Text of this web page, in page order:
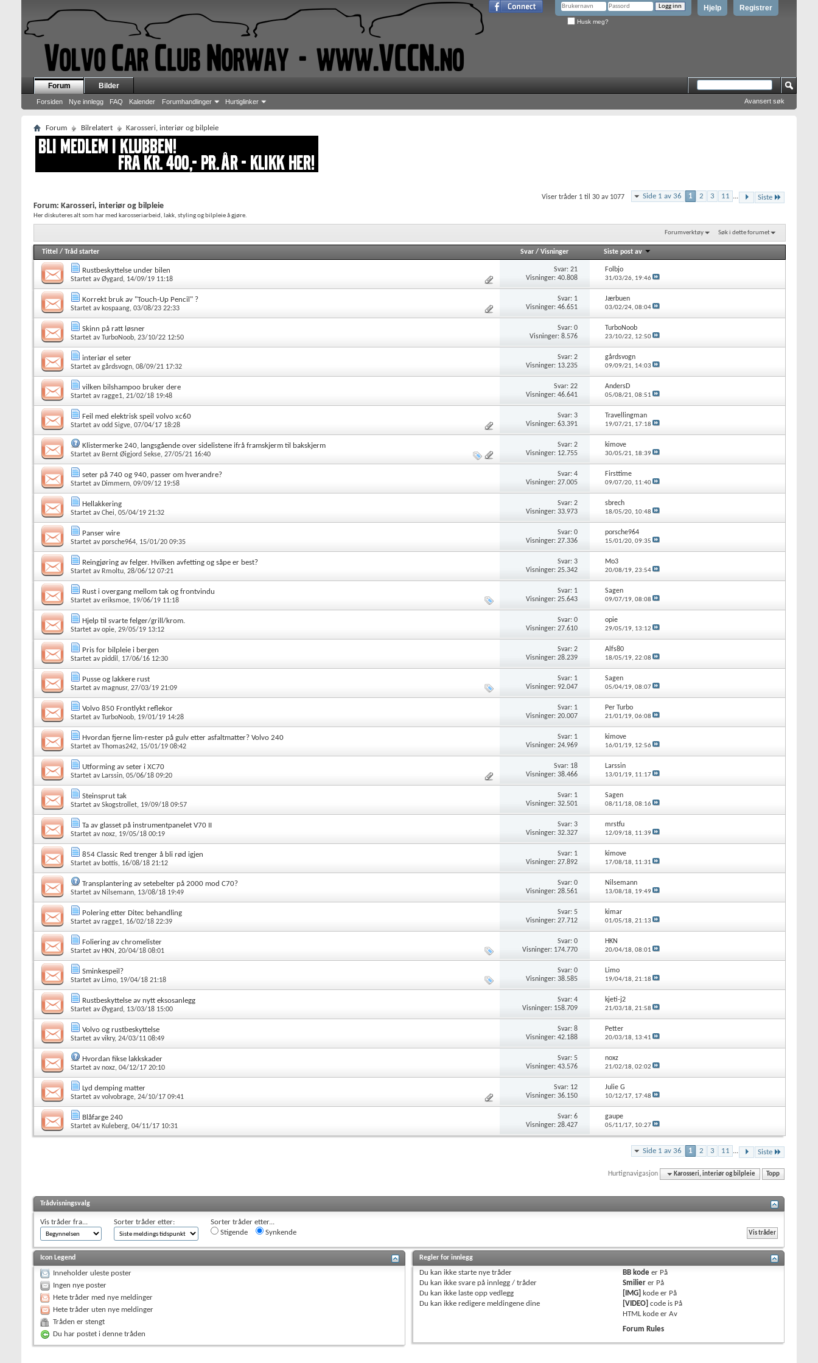
Registrer
Hjelp
Husk meg?
Forum
Forsiden Nye innlegg FAQ Kalender Forumhandlinger Hurtiglinker
Bilder
Avansert søk
Forum Bilrelatert Karosseri, interiør og bilpleie
Side 1 av 36 1 2 3 11 ... Siste
Viser tråder 1 til 30 av 1077
Forum: Karosseri, interiør og bilpleie
Her diskuteres alt som har med karosseriarbeid, lakk, styling og bilpleie å gjøre.
Forumverktøy Søk i dette forumet
Tittel / Tråd starter Svar/ Visninger Siste post av
Rustbeskyttelse under bilen
Startet avØygard, 14/09/19 11:18
Svar: 21
Visninger: 40.808
Folbjo
31/03/26, 19:46
Korrekt bruk av "Touch-Up Pencil" ?
Startet av kospaang, 03/08/23 22:33
Svar: 1
Visninger: 46.651
Jærbuen
03/02/24, 08:04
Skinn på ratt løsner
Startet avTurboNoob, 23/10/22 12:50
Svar: 0
Visninger: 8.576
TurboNoob
23/10/22, 12:50
interiør el seter
Startet avgårdsvogn, 08/09/21 17:32
Svar: 2
Visninger: 13.235
gårdsvogn
09/09/21, 14:03
vilken bilshampoo bruker dere
Startet avragge1, 21/02/18 19:48
Svar: 22
Visninger: 46.641
AndersD
05/08/21, 08:51
Feil med elektrisk speil volvo xc60
Startet avodd Sigve, 07/04/17 18:28
Svar: 3
Visninger: 63.391
Travellingman
19/07/21, 17:18
Klistermerke 240, langsgående over sidelistene ifrå framskjerm til bakskjerm
Startet av Bernt Øigjord Sekse, 27/05/21 16:40
Svar: 2
Visninger: 12.755
kimove
30/05/21, 18:39
seter på 740 og 940, passer om hverandre?
Startet av Dimmern, 09/09/12 19:58
Svar: 4
Visninger: 27.005
Firsttime
09/07/20, 11:40
Hellakkering
Startet avChei, 05/04/19 21:32
Svar: 2
Visninger: 33.973
sbrech
18/05/20, 10:48
Panser wire
Startet avporsche964, 15/01/20 09:35
Svar: 0
Visninger: 27.336
porsche964
15/01/20, 09:35
Reingjøring av felger. Hvilken avfetting og såpe er best?
Startet av Rmoltu, 28/06/12 07:21
Svar: 3
Visninger: 25.342
Mo3
20/08/19, 23:54
Rust i overgang mellom tak og frontvindu
Startet averiksmoe, 19/06/19 11:18
Svar: 1
Visninger: 25.643
Sagen
09/07/19, 08:08
Hjelp til svarte felger/grill/krom.
Startet avopie, 29/05/19 13:12
Svar: 0
Visninger: 27.610
opie
29/05/19, 13:12
Pris for bilpleie i bergen
Startet avpiddil , 17/06/16 12:30
Svar: 2
Visninger: 28.239
Alfs80
18/05/19, 22:08
Pusse og lakkere rust
Startet avmagnusr, 27/03/19 21:09
Svar: 1
Visninger: 92.047
Sagen
05/04/19, 08:07
Volvo 850 Frontlykt reflekor
Startet avTurboNoob, 19/01/19 14:28
Svar: 1
Visninger: 20.007
Per Turbo
21/01/19, 06:08
Hvordan fjerne lim-rester på gulv etter asfaltmatter? Volvo 240
Startet avThomas242, 15/01/19 08:42
Svar: 1
Visninger: 24.969
kimove
16/01/19, 12:56
Utforming av seter i XC70
Startet av Larssin, 05/06/18 09:20
Svar: 18
Visninger: 38.466
Larssin
13/01/19, 11:17
Steinsprut tak
Startet avSkogstrollet, 19/09/18 09:57
Svar: 1
Visninger: 32.501
Sagen
08/11/18, 08:16
Ta av glasset på instrumentpanelet V70 II
Startet avnoxz, 19/05/18 00:19
Svar: 3
Visninger: 32.327
mrstfu
12/09/18, 11:39
854 Classic Red trenger å bli rød igjen
Startet av bottis, 16/08/18 21:12
Svar: 1
Visninger: 27.892
kimove
17/08/18, 11:31
Transplantering av setebelter på 2000 mod C70?
Startet av Nilsemann, 13/08/18 19:49
Svar: 0
Visninger: 28.561
Nilsemann
13/08/18, 19:49
Polering etter Ditec behandling
Startet avragge1, 16/02/18 22:39
Svar: 5
Visninger: 27.712
kimar
01/05/18, 21:13
Foliering av chromelister
Startet av HKN , 20/04/18 08:01
Svar: 0
Visninger: 174.770
HKN
20/04/18, 08:01
Sminkespeil?
Startet av Limo, 19/04/18 21:18
Svar: 0
Visninger: 38.585
Limo
19/04/18, 21:18
Rustbeskyttelse av nytt eksosanlegg
Startet avØygard, 13/03/18 15:00
Svar: 4
Visninger: 158.709
kjeti-j2
21/03/18, 21:58
Volvo og rustbeskyttelse
Startet avvikry, 24/03/11 08:49
Svar: 8
Visninger: 42.188
Petter
20/03/18, 13:41
Hvordan fikse lakkskader
Startet avnoxz, 04/12/17 20:10
Svar: 5
Visninger: 43.576
noxz
21/02/18, 02:02
Lyd demping matter
Startet avvolvobrage, 24/10/17 09:41
Svar: 12
Visninger: 36.150
Julie G
10/12/17, 17:48
Blåfarge 240
Startet av Kuleberg, 04/11/17 10:31
Svar: 6
Visninger: 28.427
gaupe
05/11/17, 10:27
Side 1 av 36 1 2 3 11 ... Siste
Hurtignavigasjon Karosseri, interiør og bilpleie Topp
Trådvisningsvalg
Vis tråder fra... Sorter tråder etter:
Sorter tråder etter...
Stigende
Synkende
Icon Legend
Inneholder uleste poster
Ingen nye poster
Hete tråder med nye meldinger
Hete tråder uten nye meldinger
Tråden er stengt
Du har postet i denne tråden
Regler for innlegg
Du kan ikke starte nye tråder
Du kan ikke svare på innlegg / tråder
Du kan ikke laste opp vedlegg
Du kan ikke redigere meldingene dine
BB kode er På
Smilier er På
[IMG] kode er På
[VIDEO] code is På
HTML kode erAv
Forum Rules